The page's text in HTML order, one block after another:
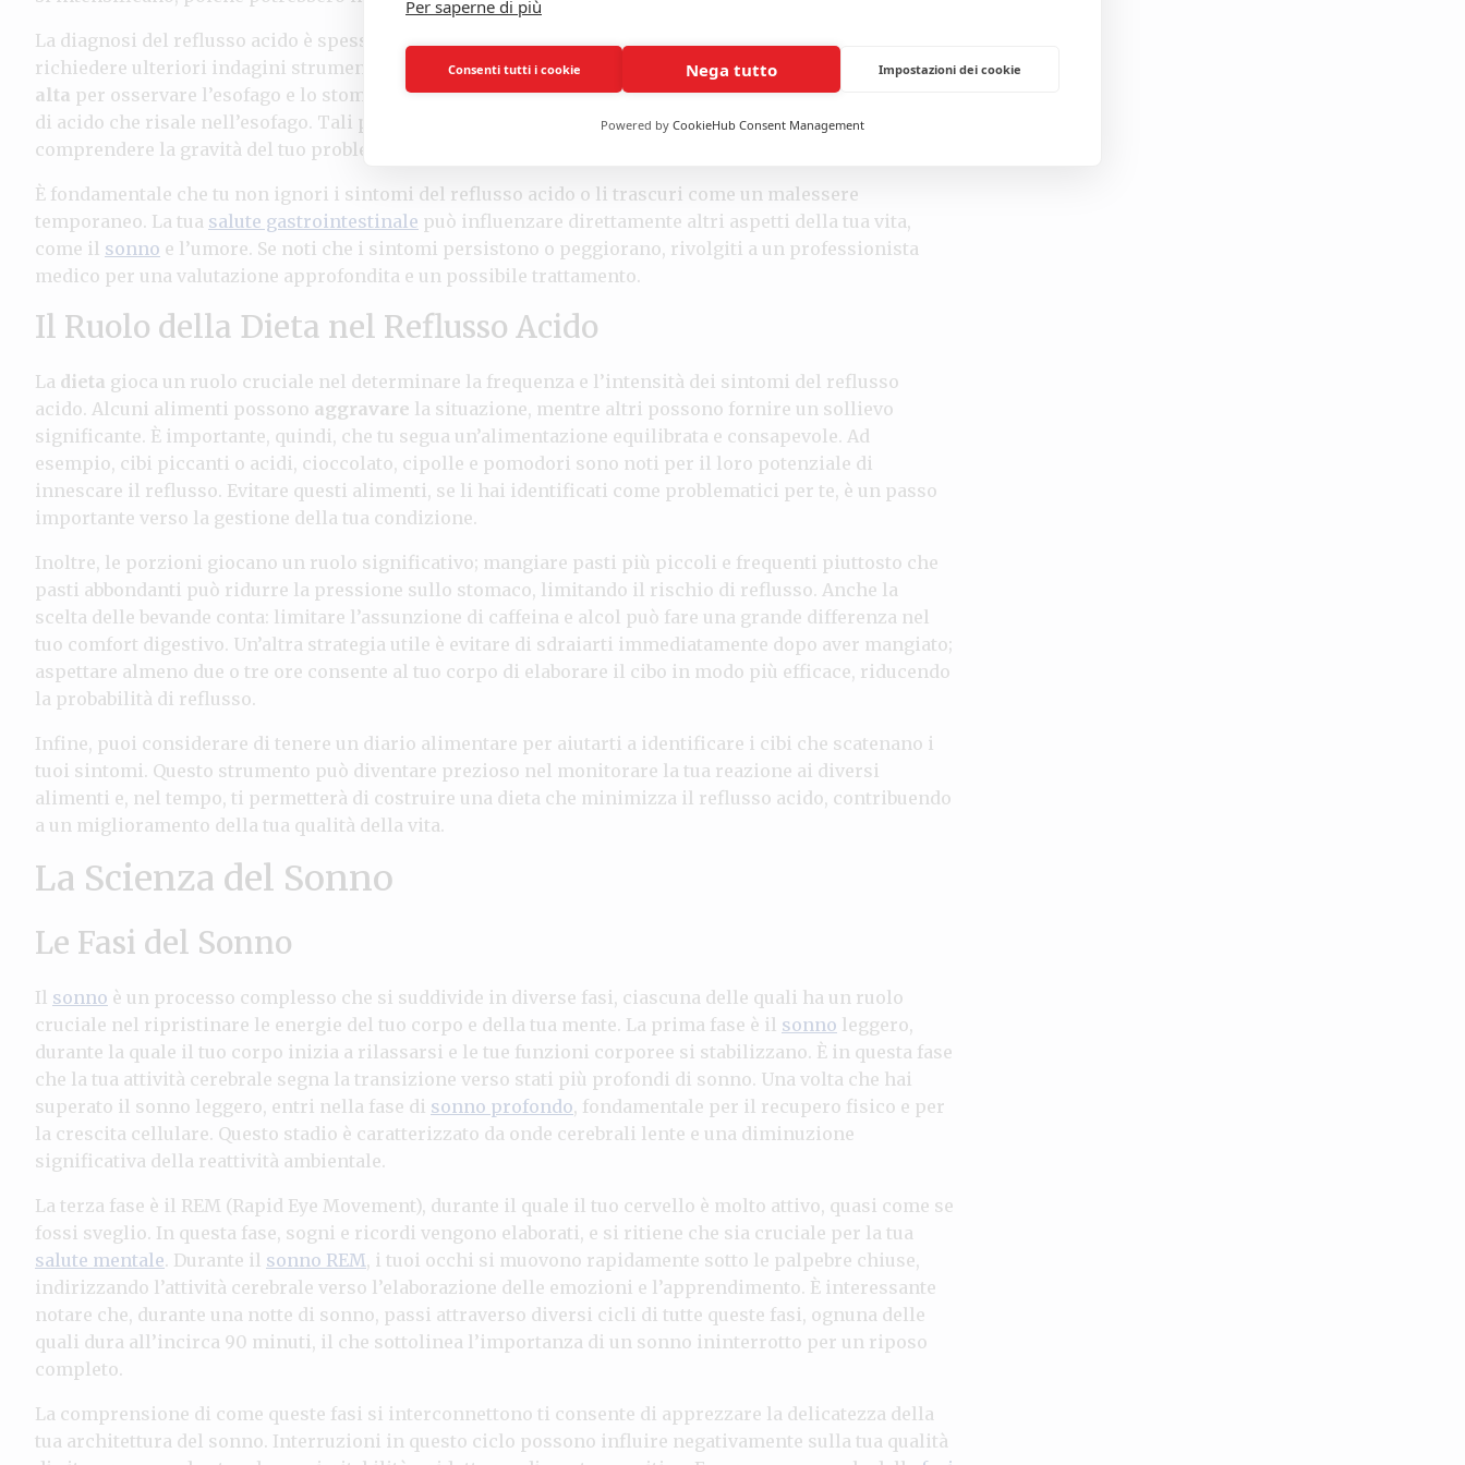
La diagnosi del reflusso acido è spesso compiuta mediante un esame clinico e, in alcuni casi, può
richiedere ulteriori indagini strumentali. Il tuo medico potrebbe suggerire una endoscopia digestiva
alta per osservare l’esofago e lo stomaco, o unmonitoraggio del pH esofageoper misurare la quantità
di acido che risale nell’esofago. Tali procedure possono sembrare invasive, ma sono fondamentali per
comprendere la gravità del tuo problema e per stabilire un piano di trattamento adeguato.
È fondamentale che tu non ignori i sintomi del reflusso acido o li trascuri come un malessere
temporaneo. La tua salute gastrointestinale può influenzare direttamente altri aspetti della tua vita,
come il sonno e l’umore. Se noti che i sintomi persistono o peggiorano, rivolgiti a un professionista
medico per una valutazione approfondita e un possibile trattamento.
Il Ruolo della Dieta nel Reflusso Acido
La dieta gioca un ruolo cruciale nel determinare la frequenza e l’intensità dei sintomi del reflusso
acido. Alcuni alimenti possono aggravare la situazione, mentre altri possono fornire un sollievo
significante. È importante, quindi, che tu segua un’alimentazione equilibrata e consapevole. Ad
esempio, cibi piccanti o acidi, cioccolato, cipolle e pomodori sono noti per il loro potenziale di
innescare il reflusso. Evitare questi alimenti, se li hai identificati come problematici per te, è un passo
importante verso la gestione della tua condizione.
Inoltre, le porzioni giocano un ruolo significativo; mangiare pasti più piccoli e frequenti piuttosto che
pasti abbondanti può ridurre la pressione sullo stomaco, limitando il rischio di reflusso. Anche la
scelta delle bevande conta: limitare l’assunzione di caffeina e alcol può fare una grande differenza nel
tuo comfort digestivo. Un’altra strategia utile è evitare di sdraiarti immediatamente dopo aver mangiato;
aspettare almeno due o tre ore consente al tuo corpo di elaborare il cibo in modo più efficace, riducendo
la probabilità di reflusso.
Infine, puoi considerare di tenere un diario alimentare per aiutarti a identificare i cibi che scatenano i
tuoi sintomi. Questo strumento può diventare prezioso nel monitorare la tua reazione ai diversi
alimenti e, nel tempo, ti permetterà di costruire una dieta che minimizza il reflusso acido, contribuendo
a un miglioramento della tua qualità della vita.
La Scienza del Sonno
Le Fasi del Sonno
Il sonno è un processo complesso che si suddivide in diverse fasi, ciascuna delle quali ha un ruolo
cruciale nel ripristinare le energie del tuo corpo e della tua mente. La prima fase è il sonno leggero,
durante la quale il tuo corpo inizia a rilassarsi e le tue funzioni corporee si stabilizzano. È in questa fase
che la tua attività cerebrale segna la transizione verso stati più profondi di sonno. Una volta che hai
superato il sonno leggero, entri nella fase di sonno profondo, fondamentale per il recupero fisico e per
la crescita cellulare. Questo stadio è caratterizzato da onde cerebrali lente e una diminuzione
significativa della reattività ambientale.
La terza fase è il REM (Rapid Eye Movement), durante il quale il tuo cervello è molto attivo, quasi come se
fossi sveglio. In questa fase, sogni e ricordi vengono elaborati, e si ritiene che sia cruciale per la tua
salute mentale. Durante il sonno REM, i tuoi occhi si muovono rapidamente sotto le palpebre chiuse,
indirizzando l’attività cerebrale verso l’elaborazione delle emozioni e l’apprendimento. È interessante
notare che, durante una notte di sonno, passi attraverso diversi cicli di tutte queste fasi, ognuna delle
quali dura all’incirca 90 minuti, il che sottolinea l’importanza di un sonno ininterrotto per un riposo
completo.
La comprensione di come queste fasi si interconnettono ti consente di apprezzare la delicatezza della
tua architettura del sonno. Interruzioni in questo ciclo possono influire negativamente sulla tua qualità
Per saperne di più
Consenti tutti i cookie Nega tutto Impostazioni dei cookie
Powered by CookieHub Consent Management